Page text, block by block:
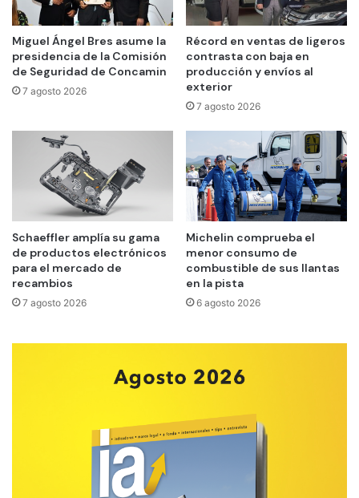
Miguel Ángel Bres asume la
presidencia de la Comisión
de Seguridad de Concamin
7 agosto 2026
Récord en ventas de ligeros
contrasta con baja en
producción y envíos al
exterior
7 agosto 2026
Schaeffler amplía su gama
de productos electrónicos
para el mercado de
recambios
7 agosto 2026
Michelin comprueba el
menor consumo de
combustible de sus llantas
en la pista
6 agosto 2026